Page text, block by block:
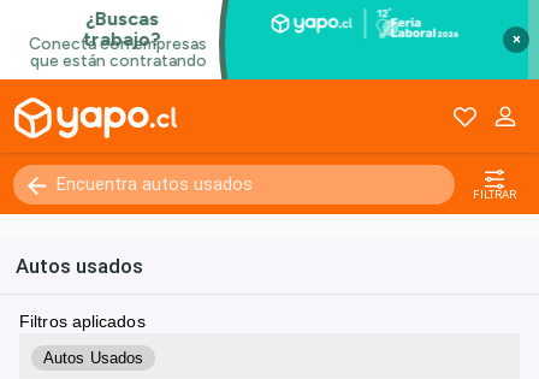
×
FILTRAR
Autos usados
Filtros aplicados
Autos Usados